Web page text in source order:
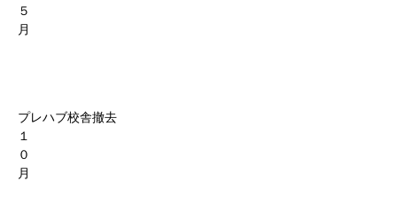
５
月
１
０
月
プレハブ校舎撤去